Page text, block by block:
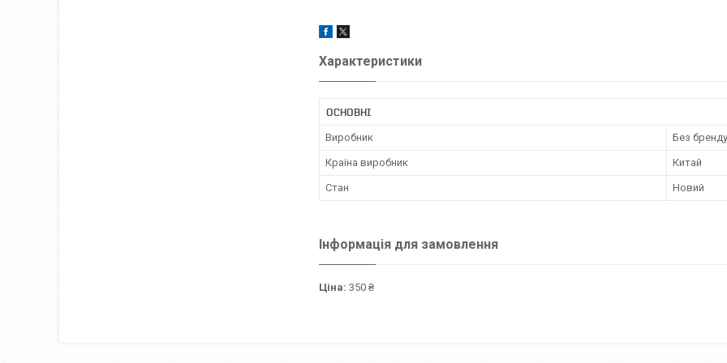
Характеристики
ОСНОВНІ
Виробник Без бренду
Країна виробник Китай
Стан Новий
Інформація для замовлення
Ціна: 350 ₴